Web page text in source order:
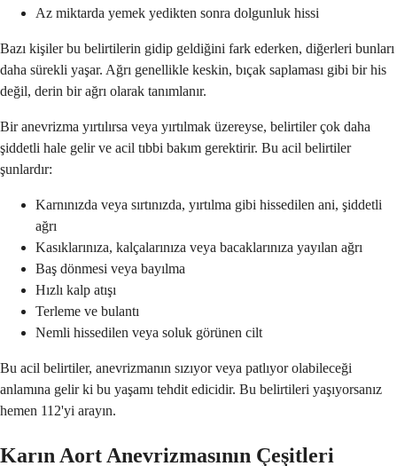
Az miktarda yemek yedikten sonra dolgunluk hissi
Bazı kişiler bu belirtilerin gidip geldiğini fark ederken, diğerleri bunları
daha sürekli yaşar. Ağrı genellikle keskin, bıçak saplaması gibi bir his
değil, derin bir ağrı olarak tanımlanır.
Bir anevrizma yırtılırsa veya yırtılmak üzereyse, belirtiler çok daha
şiddetli hale gelir ve acil tıbbi bakım gerektirir. Bu acil belirtiler
şunlardır:
Karnınızda veya sırtınızda, yırtılma gibi hissedilen ani, şiddetli
ağrı
Kasıklarınıza, kalçalarınıza veya bacaklarınıza yayılan ağrı
Baş dönmesi veya bayılma
Hızlı kalp atışı
Terleme ve bulantı
Nemli hissedilen veya soluk görünen cilt
Bu acil belirtiler, anevrizmanın sızıyor veya patlıyor olabileceği
anlamına gelir ki bu yaşamı tehdit edicidir. Bu belirtileri yaşıyorsanız
hemen 112'yi arayın.
Karın Aort Anevrizmasının Çeşitleri